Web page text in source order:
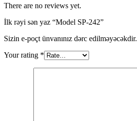
There are no reviews yet.
İlk rəyi sən yaz “Model SP-242”
Sizin e-poçt ünvanınız dərc edilməyəcəkdir.
Your rating *